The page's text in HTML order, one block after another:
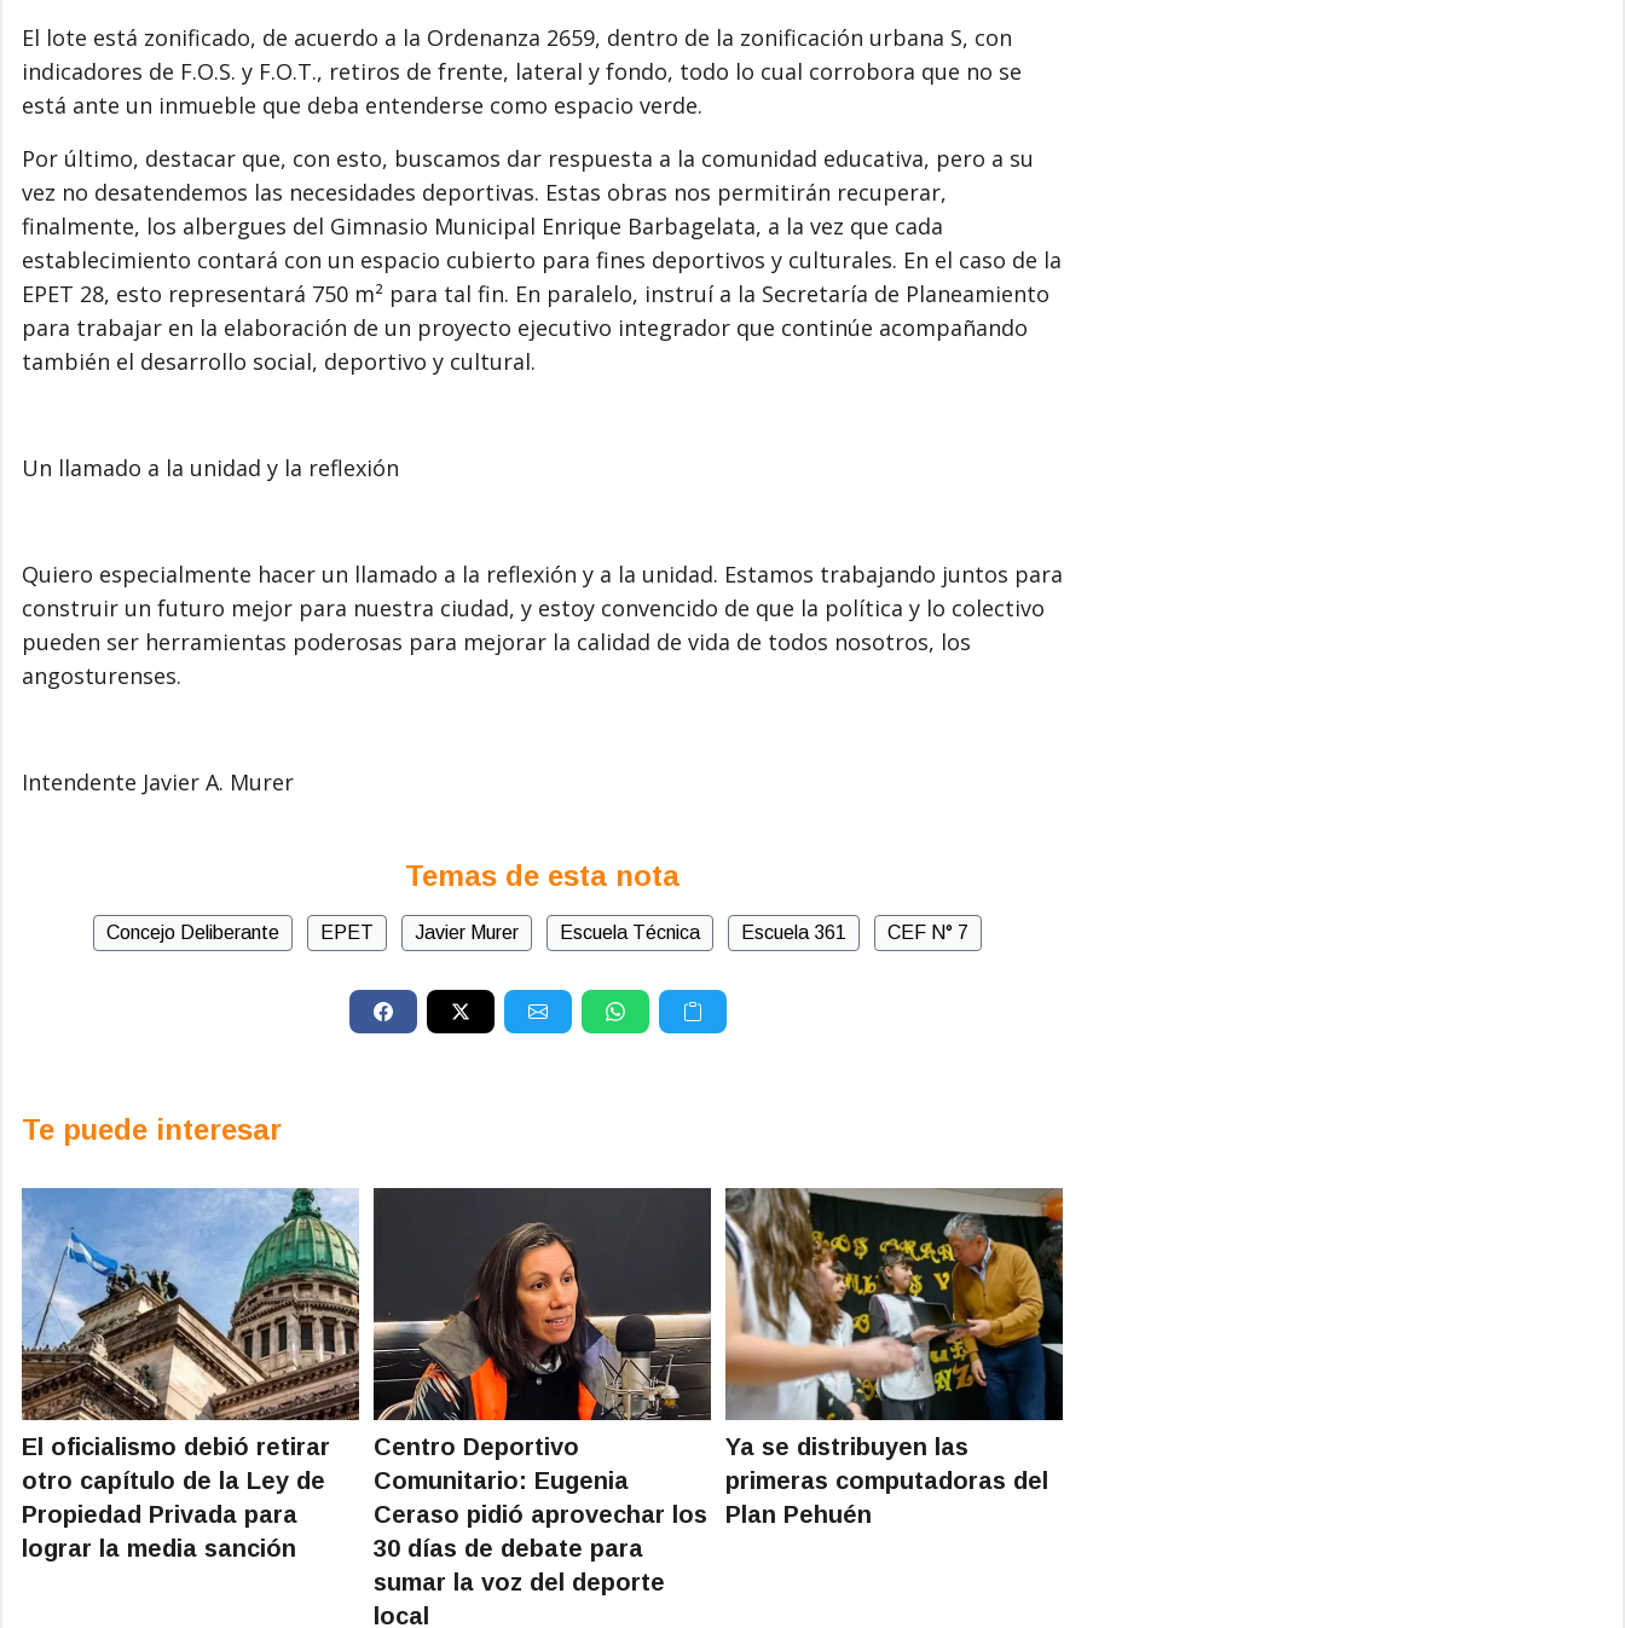
El lote está zonificado, de acuerdo a la Ordenanza 2659, dentro de la zonificación urbana S, con
indicadores de F.O.S. y F.O.T., retiros de frente, lateral y fondo, todo lo cual corrobora que no se
está ante un inmueble que deba entenderse como espacio verde.
Por último, destacar que, con esto, buscamos dar respuesta a la comunidad educativa, pero a su
vez no desatendemos las necesidades deportivas. Estas obras nos permitirán recuperar,
finalmente, los albergues del Gimnasio Municipal Enrique Barbagelata, a la vez que cada
establecimiento contará con un espacio cubierto para fines deportivos y culturales. En el caso de la
EPET 28, esto representará 750 m² para tal fin. En paralelo, instruí a la Secretaría de Planeamiento
para trabajar en la elaboración de un proyecto ejecutivo integrador que continúe acompañando
también el desarrollo social, deportivo y cultural.
Un llamado a la unidad y la reflexión
Quiero especialmente hacer un llamado a la reflexión y a la unidad. Estamos trabajando juntos para
construir un futuro mejor para nuestra ciudad, y estoy convencido de que la política y lo colectivo
pueden ser herramientas poderosas para mejorar la calidad de vida de todos nosotros, los
angosturenses.
Intendente Javier A. Murer
Temas de esta nota
Concejo Deliberante EPET Javier Murer Escuela Técnica Escuela 361 CEF N° 7
Te puede interesar
El oficialismo debió retirar
otro capítulo de la Ley de
Propiedad Privada para
lograr la media sanción
Centro Deportivo
Comunitario: Eugenia
Ceraso pidió aprovechar los
30 días de debate para
sumar la voz del deporte
local
Ya se distribuyen las
primeras computadoras del
Plan Pehuén